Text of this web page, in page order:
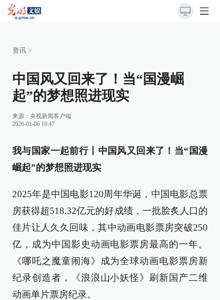
资讯 >
中国风又回来了！当“国漫崛
起”的梦想照进现实
来源： 央视新闻客户端
2026-01-06 10:47
我与国家一起前行丨中国风又回来了！当“国漫
崛起”的梦想照进现实
2025年是中国电影120周年华诞，中国电影总票
房获得超518.32亿元的好成绩，一批脍炙人口的
佳片让人久久回味，其中动画电影票房突破250
亿，成为中国影史动画电影票房最高的一年。
《哪吒之魔童闹海》成为全球动画电影票房新
纪录创造者，《浪浪山小妖怪》刷新国产二维
动画单片票房纪录。